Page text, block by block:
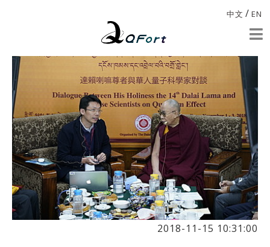
中文 / EN
2018-11-15 10:31:00